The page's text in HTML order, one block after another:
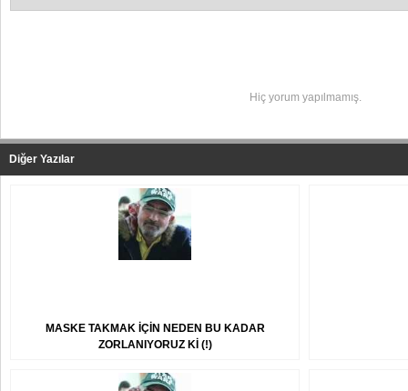
Hiç yorum yapılmamış.
Diğer Yazılar
MASKE TAKMAK İÇİN NEDEN BU KADAR
ZORLANIYORUZ Kİ (!)